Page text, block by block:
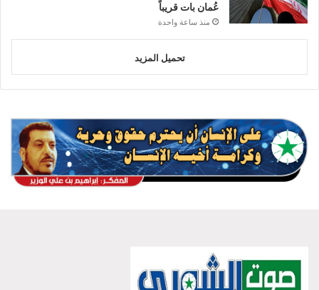
عُمان بات قريباً
منذ ساعة واحدة
تحميل المزيد